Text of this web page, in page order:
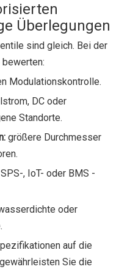
Überlegungen
sind gleich. Bei der
Modulationskontrolle.
DC oder
Standorte.
größere Durchmesser
SPS-, IoT- oder BMS -
oder
auf die
Sie die